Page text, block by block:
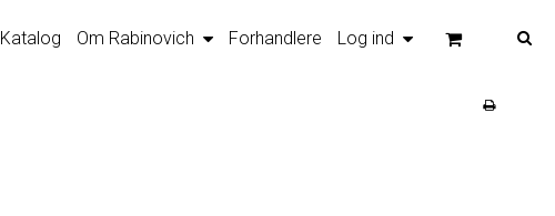
Katalog Om Rabinovich Forhandlere Log ind